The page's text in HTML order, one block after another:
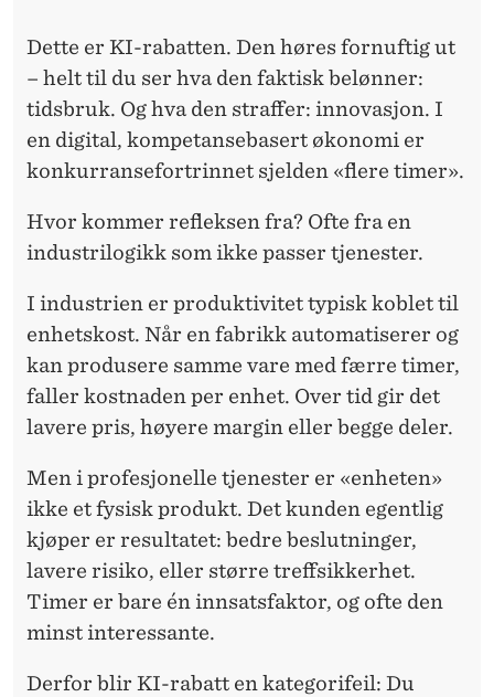
Dette er KI-rabatten. Den høres fornuftig ut
– helt til du ser hva den faktisk belønner:
tidsbruk. Og hva den straffer: innovasjon. I
en digital, kompetansebasert økonomi er
konkurransefortrinnet sjelden «flere timer».
Hvor kommer refleksen fra? Ofte fra en
industrilogikk som ikke passer tjenester.
I industrien er produktivitet typisk koblet til
enhetskost. Når en fabrikk automatiserer og
kan produsere samme vare med færre timer,
faller kostnaden per enhet. Over tid gir det
lavere pris, høyere margin eller begge deler.
Men i profesjonelle tjenester er «enheten»
ikke et fysisk produkt. Det kunden egentlig
kjøper er resultatet: bedre beslutninger,
lavere risiko, eller større treffsikkerhet.
Timer er bare én innsatsfaktor, og ofte den
minst interessante.
Derfor blir KI-rabatt en kategorifeil: Du